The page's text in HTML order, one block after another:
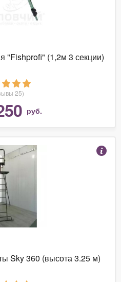
"Fishprofi" (1,2м 3 секции)
25)
руб.
Sky 360 (высота 3.25 м)